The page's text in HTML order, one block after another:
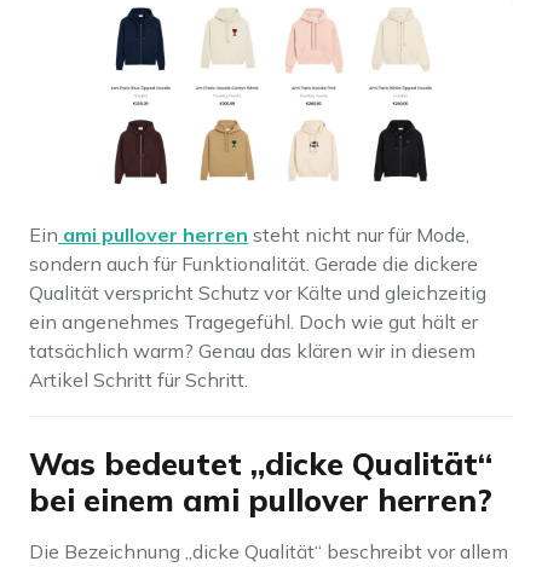
Ein ami pullover herren steht nicht nur für Mode,
sondern auch für Funktionalität. Gerade die dickere
Qualität verspricht Schutz vor Kälte und gleichzeitig
ein angenehmes Tragegefühl. Doch wie gut hält er
tatsächlich warm? Genau das klären wir in diesem
Artikel Schritt für Schritt.
Was bedeutet „dicke Qualität“
bei einem ami pullover herren?
Die Bezeichnung „dicke Qualität“ beschreibt vor allem